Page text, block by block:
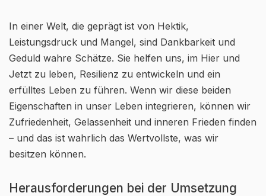
In einer Welt, die geprägt ist von Hektik,
Leistungsdruck und Mangel, sind Dankbarkeit und
Geduld wahre Schätze. Sie helfen uns, im Hier und
Jetzt zu leben, Resilienz zu entwickeln und ein
erfülltes Leben zu führen. Wenn wir diese beiden
Eigenschaften in unser Leben integrieren, können wir
Zufriedenheit, Gelassenheit und inneren Frieden finden
– und das ist wahrlich das Wertvollste, was wir
besitzen können.
Herausforderungen bei der Umsetzung